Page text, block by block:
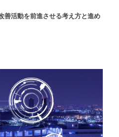
善活動を前進させる考え方と進め